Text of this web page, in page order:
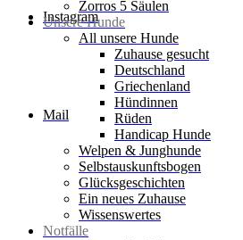
Instagram
Mail
Zorros 5 Säulen
Unsere Hunde
All unsere Hunde
Zuhause gesucht
Deutschland
Griechenland
Hündinnen
Rüden
Handicap Hunde
Welpen & Junghunde
Selbstauskunftsbogen
Glücksgeschichten
Ein neues Zuhause
Wissenswertes
Notfälle